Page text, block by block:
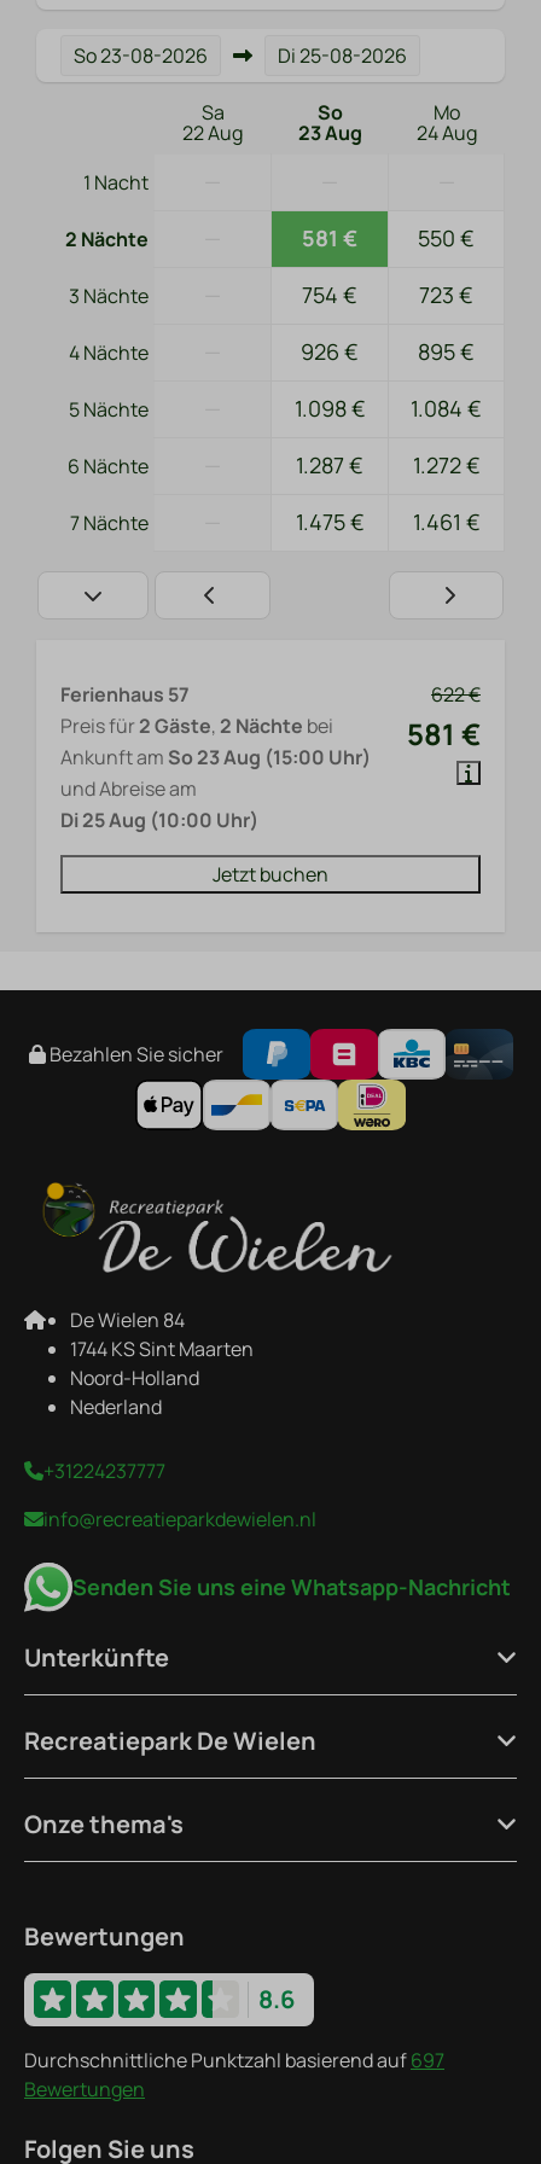
Garten
Gartenmöbel
Lounge-Set
Sonnenschutz: Sonnenschirm
Terrasse: Nicht abgedeckt
Sicherheit
Feuerlöscher
Heizung und Kühlung
Zentralheizung
So23-08-2026 Di25-08-2026
Sa
22 Aug
So
23 Aug
Mo
24 Aug
1 Nacht
2 Nächte 581 € 550 €
3 Nächte 754 € 723 €
4 Nächte 926 € 895 €
5 Nächte 1.098 € 1.084 €
6 Nächte 1.287 € 1.272 €
7 Nächte 1.475 € 1.461 €
622 €
581 €
Ferienhaus 57
Preis für2 Gäste, 2 Nächte bei
Ankunft am So 23 Aug (15:00 Uhr)
und Abreise am
Di 25 Aug (10:00 Uhr)
Jetzt buchen
Bezahlen Sie sicher
De Wielen 84
1744 KS Sint Maarten
Noord-Holland
Nederland
+31224237777
info@recreatieparkdewielen.nl
Senden Sie uns eine Whatsapp-Nachricht
Unterkünfte
Recreatiepark De Wielen
Onze thema's
Bewertungen
8.6
Durchschnittliche Punktzahl basierend auf697
Bewertungen
Folgen Sie uns